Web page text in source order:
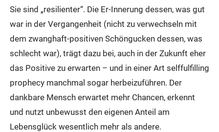
Sie sind „resilienter“. Die Er-Innerung dessen, was gut
war in der Vergangenheit (nicht zu verwechseln mit
dem zwanghaft-positiven Schöngucken dessen, was
schlecht war), trägt dazu bei, auch in der Zukunft eher
das Positive zu erwarten – und in einer Art selffulfilling
prophecy manchmal sogar herbeizuführen. Der
dankbare Mensch erwartet mehr Chancen, erkennt
und nutzt unbewusst den eigenen Anteil am
Lebensglück wesentlich mehr als andere.